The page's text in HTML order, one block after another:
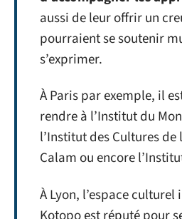
aussi de leur offrir un
pourraient se soutenir
s’exprimer.
À Paris par exemple, il
rendre à l’Institut du
l’Institut des Cultures de
Calam ou encore
À Lyon, l’espace